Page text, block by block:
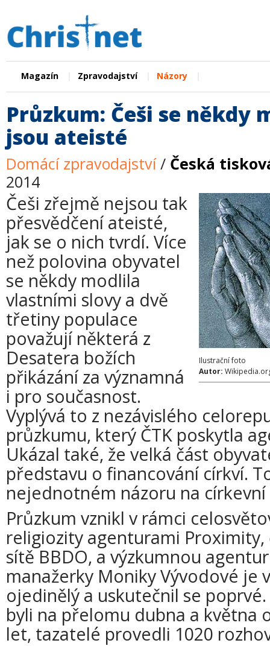
Magazín Zpravodajství Názory
Průzkum: Češi se někdy
jsou ateisté
Domácí zpravodajství/ Česká
2014
Ilustrační foto
Autor:
Češi zřejmě nejsou tak
přesvědčení ateisté,
jak se o nich tvrdí. Více
než polovina obyvatel
se někdy modlila
vlastními slovy a dvě
třetiny populace
považují některá z
Desatera božích
přikázání za významná
i pro současnost.
Vyplývá to z nezávislého
průzkumu, který ČTK poskytla
Ukázal také, že velká část
představu o financování církví.
nejednotném názoru na
Průzkum vznikl v rámci
religiozity agenturami
sítě BBDO, a výzkumnou
manažerky Moniky Vývodové je
ojedinělý a uskutečnil se
byli na přelomu dubna a května
let, tazatelé provedli 1020